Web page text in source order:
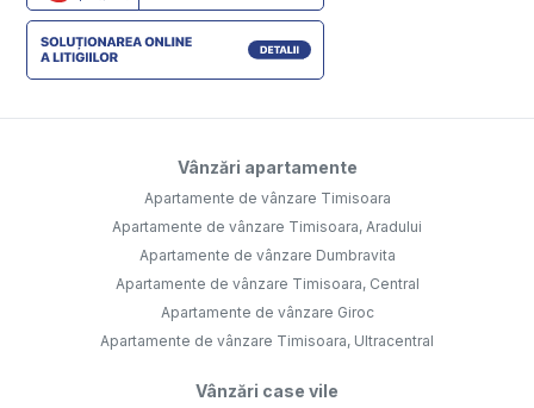
Vânzări apartamente
Apartamente de vânzare Timisoara
Apartamente de vânzare Timisoara, Aradului
Apartamente de vânzare Dumbravita
Apartamente de vânzare Timisoara, Central
Apartamente de vânzare Giroc
Apartamente de vânzare Timisoara, Ultracentral
Vânzări case vile